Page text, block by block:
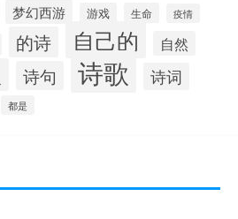
梦幻西游 游戏 生命 疫情
的诗 自己的 自然
诗句 诗歌 诗词
都是